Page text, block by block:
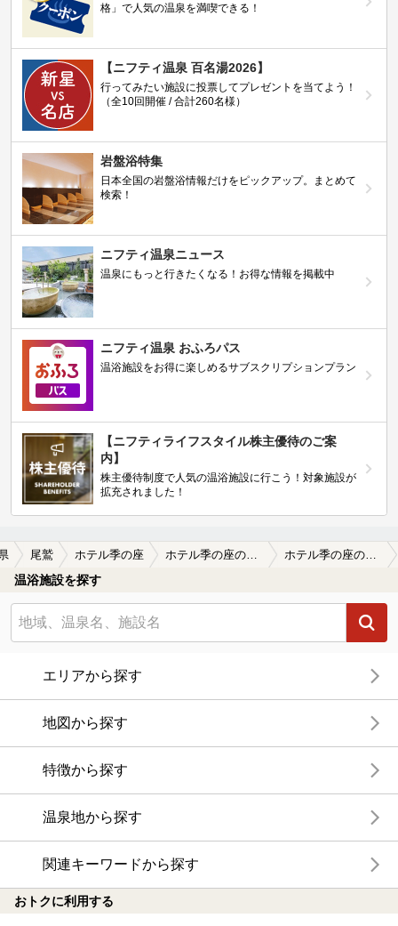
格」で人気の温泉を満喫できる！
【ニフティ温泉 百名湯2026】
行ってみたい施設に投票してプレゼントを当てよう！
（全10回開催 / 合計260名様）
岩盤浴特集
日本全国の岩盤浴情報だけをピックアップ。まとめて
検索！
ニフティ温泉ニュース
温泉にもっと行きたくなる！お得な情報を掲載中
ニフティ温泉 おふろパス
温浴施設をお得に楽しめるサブスクリプションプラン
【ニフティライフスタイル株主優待のご案
内】
株主優待制度で人気の温浴施設に行こう！対象施設が
拡充されました！
尾鷲 ホテル季の座
温浴施設を探す
エリアから探す
地図から探す
特徴から探す
温泉地から探す
関連キーワードから探す
おトクに利用する